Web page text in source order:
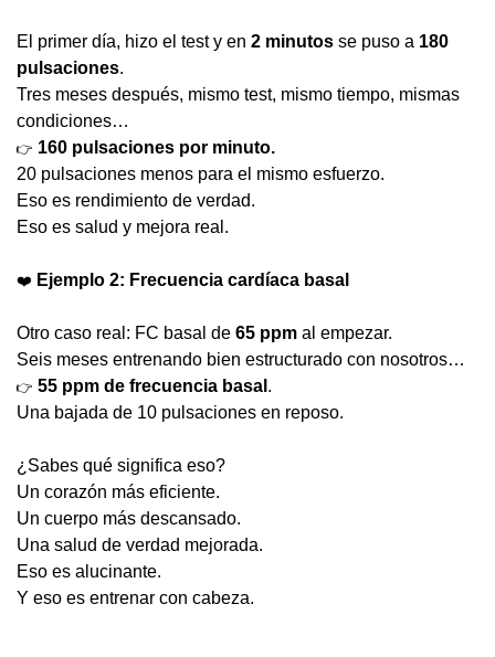
El primer día, hizo el test y en 2 minutos se puso a 180
pulsaciones.
Tres meses después, mismo test, mismo tiempo, mismas
condiciones…
👉 160 pulsaciones por minuto.
20 pulsaciones menos para el mismo esfuerzo.
Eso es rendimiento de verdad.
Eso es salud y mejora real.
❤️ Ejemplo 2: Frecuencia cardíaca basal
Otro caso real: FC basal de 65 ppm al empezar.
Seis meses entrenando bien estructurado con nosotros…
👉 55 ppm de frecuencia basal .
Una bajada de 10 pulsaciones en reposo.
¿Sabes qué significa eso?
Un corazón más eficiente.
Un cuerpo más descansado.
Una salud de verdad mejorada.
Eso es alucinante.
Y eso es entrenar con cabeza.